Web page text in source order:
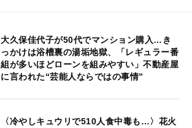
大久保佳代子が50代でマンション購入…き
っかけは浴槽裏の湯垢地獄、「レギュラー番
組が多いほどローンを組みやすい」不動産屋
に言われた“芸能人ならではの事情”
〈冷やしキュウリで510人食中毒も…〉花火